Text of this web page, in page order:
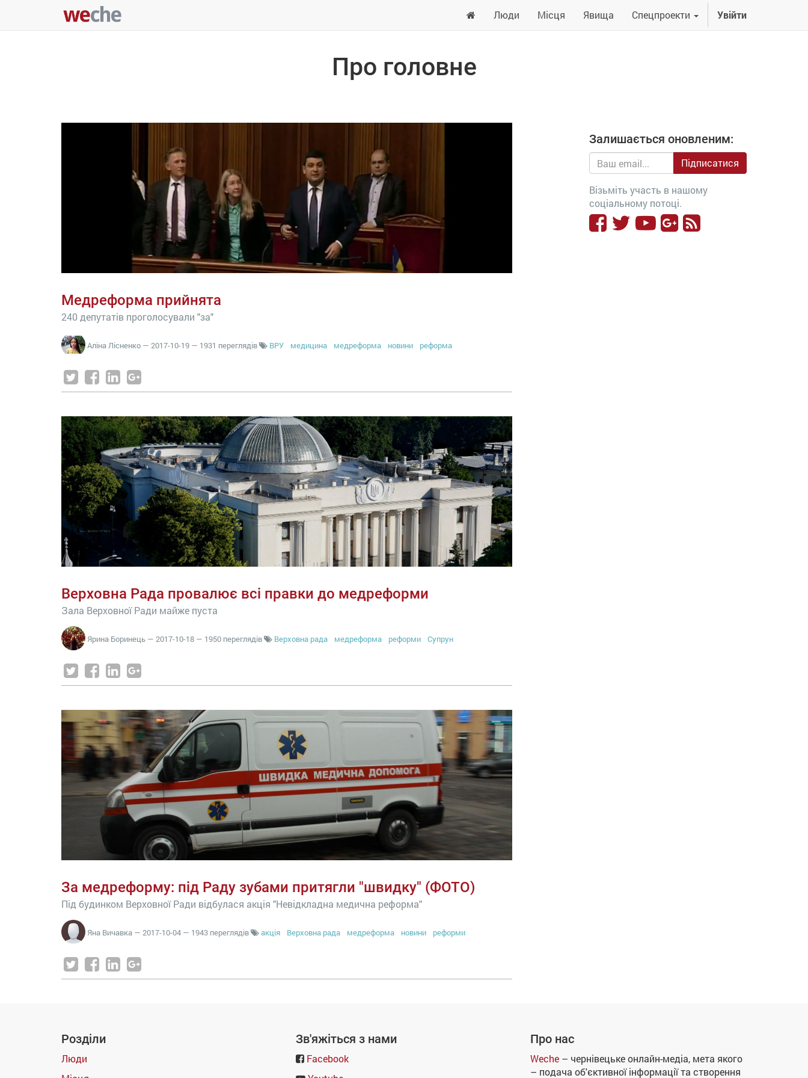
Люди Місця Явища Спецпроекти Увійти
Про головне
Медреформа прийнята
240 депутатів проголосували "за"
Аліна Лісненко — 2017-10-19 — 1931 переглядів ВРУ медицина медреформа новини реформа
Верховна Рада провалює всі правки до медреформи
Зала Верховної Ради майже пуста
Ярина Боринець — 2017-10-18 — 1950 переглядів Верховна рада медреформа реформи Супрун
За медреформу: під Раду зубами притягли "швидку" (ФОТО)
Під будинком Верховної Ради відбулася акція "Невідкладна медична реформа"
Яна Вичавка — 2017-10-04 — 1943 переглядів акція Верховна рада медреформа новини реформи
Залишається оновленим:
Підписатися
Візьміть участь в нашому
соціальному потоці.
Розділи
Люди
Зв'яжіться з нами
Facebook
Про нас
Weche – чернівецьке онлайн-медіа, мета якого
– подача об'єктивної інформації та створення